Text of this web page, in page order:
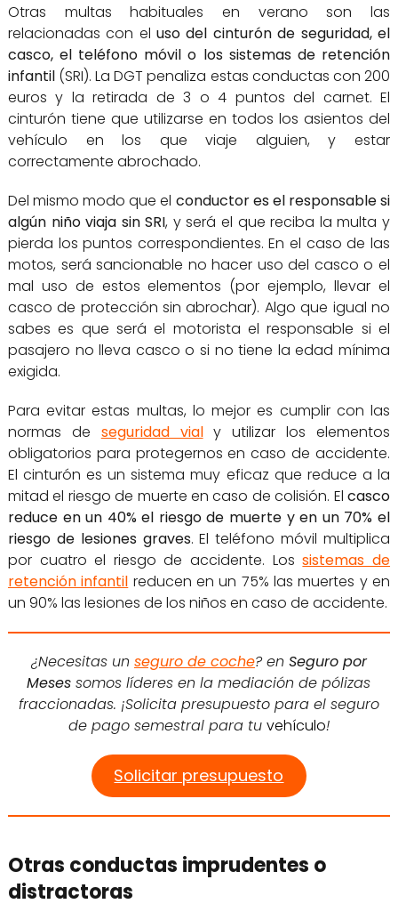
Otras multas habituales en verano son las
relacionadas con eluso del cinturón de seguridad, el
casco, el teléfono móvil o los sistemas de retención
infantil(SRI). La DGT penaliza estas conductas con 200
euros y la retirada de 3 o 4 puntos del carnet. El
cinturón tiene que utilizarse en todos los asientos del
vehículo en los que viaje alguien, y estar
correctamente abrochado.
Del mismo modo que el conductor es el responsable si
algún niño viaja sin SRI, y será el que reciba la multa y
pierda los puntos correspondientes. En el caso de las
motos, será sancionable no hacer uso del casco o el
mal uso de estos elementos (por ejemplo, llevar el
casco de protección sin abrochar). Algo que igual no
sabes es que será el motorista el responsable si el
pasajero no lleva casco o si no tiene la edad mínima
exigida.
Para evitar estas multas, lo mejor es cumplir con las
normas de seguridad vialy utilizar los elementos
obligatorios para protegernos en caso de accidente.
El cinturón es un sistema muy eficaz que reduce a la
mitad el riesgo de muerte en caso de colisión. Elcasco
reduce en un 40% el riesgo de muerte y en un 70% el
riesgo de lesiones graves. El teléfono móvil multiplica
por cuatro el riesgo de accidente. Lossistemas de
retención infantil reducen en un 75% las muertes y en
un 90% las lesiones de los niños en caso de accidente.
¿Necesitas un seguro de coche? en Seguro por
Meses somos líderes en la mediación de pólizas
fraccionadas. ¡Solicita presupuesto para el seguro
de pago semestral para tu vehículo!
Solicitar presupuesto
Otras conductas imprudentes o
distractoras